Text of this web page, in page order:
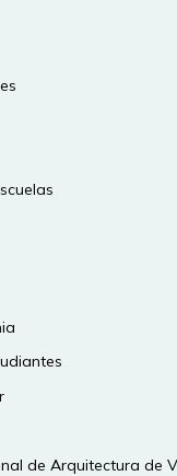
de Arquitectura de